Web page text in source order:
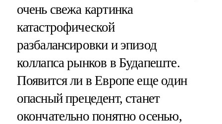
очень свежа картинка
катастрофической
разбалансировки и эпизод
коллапса рынков в Будапеште.
Появится ли в Европе еще один
опасный прецедент, станет
окончательно понятно осенью,